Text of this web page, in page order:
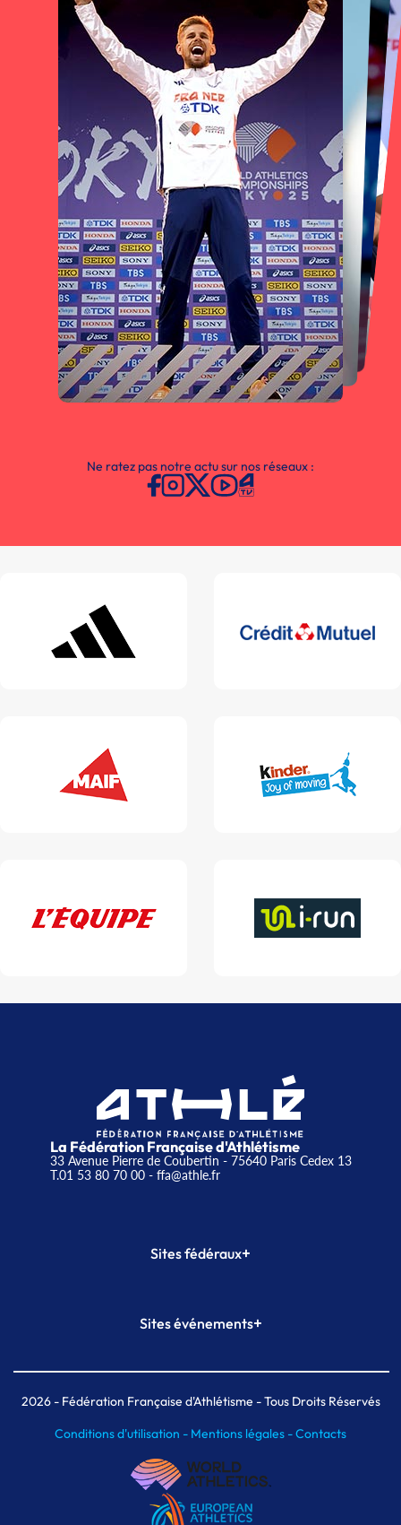
Ne ratez pas notre actu sur nos réseaux :
La Fédération Française d'Athlétisme
33 Avenue Pierre de Coubertin - 75640 Paris Cedex 13
T.01 53 80 70 00- ffa@athle.fr
Sites fédéraux+
Plateforme Formation
Sites événements+
Meeting de Paris indoor
MAIF Ekiden de Paris
2026- Fédération Française d'Athlétisme - Tous Droits Réservés
Conditions d'utilisation - Mentions légales -Contacts